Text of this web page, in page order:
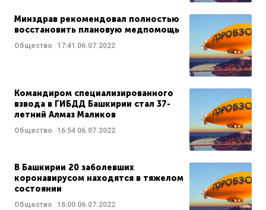
Минздрав рекомендовал полностью
восстановить плановую медпомощь
Общество 17:41 06.07.2022
Командиром специализированного
взвода в ГИБДД Башкирии стал 37-
летний Алмаз Маликов
Общество 16:54 06.07.2022
В Башкирии 20 заболевших
коронавирусом находятся в тяжелом
состоянии
Общество 16:00 06.07.2022